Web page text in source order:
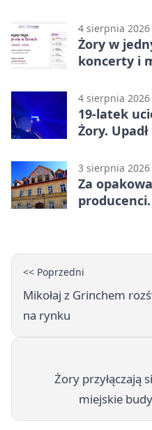
4 sierpnia 2026
Żory w
koncerty i
4 sierpnia 2026
19-latek
Żory.
3 sierpnia 2026
Za
<< Poprzedni
Mikołaj z Grinchem
na rynku
Żory przyłączają
miejskie